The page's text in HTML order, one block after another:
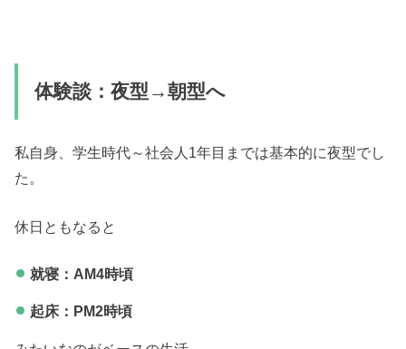
体験談：夜型→朝型へ
私自身、学生時代～社会人1年目までは基本的に夜型でし
た。
休日ともなると
就寝：AM4時頃
起床：PM2時頃